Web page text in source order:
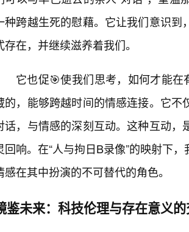
种跨越生死的慰藉。它让我们意识
存在，并继续滋养着我们。
它也促🎯使我们思考，如何才能在
的，能够跨越时间的情感连接。它
话，与情感的深刻互动。这种互动
回响。在“人与拘日B录像”的映射下
感在其中扮演的不可替代的角色。
鉴未来：科技伦理与存在意义